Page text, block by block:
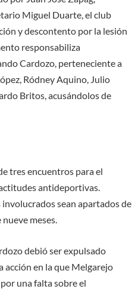
Miguel Duarte, el club
y descontento por la lesión
responsabiliza
Cardozo, perteneciente a
Ródney Aquino, Julio
Britos, acusándolos de
tres encuentros para el
antideportivas.
sean apartados de
meses.
debió ser expulsado
acción en la que Melgarejo
una falta sobre el